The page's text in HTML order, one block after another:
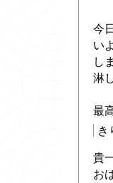
今
い
し
淋
最
き
貴
お